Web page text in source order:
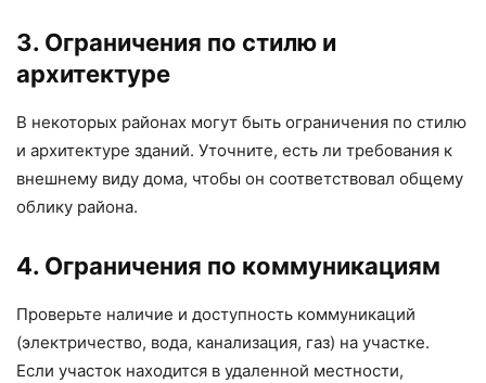
3. Ограничения по стилю и
архитектуре
В некоторых районах могут быть ограничения по стилю
и архитектуре зданий. Уточните, есть ли требования к
внешнему виду дома, чтобы он соответствовал общему
облику района.
4. Ограничения по коммуникациям
Проверьте наличие и доступность коммуникаций
(электричество, вода, канализация, газ) на участке.
Если участок находится в удаленной местности,